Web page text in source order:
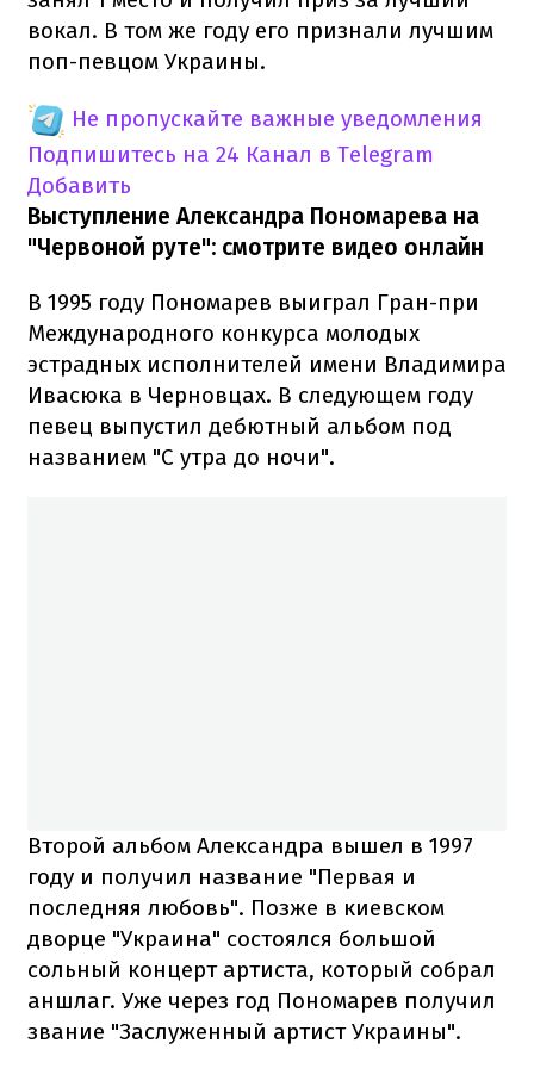
вокал. В том же году его признали лучшим
поп-певцом Украины.
Не пропускайте важные уведомления
Подпишитесь на 24 Канал в Telegram
Добавить
Выступление Александра Пономарева на
"Червоной руте": смотрите видео онлайн
В 1995 году Пономарев выиграл Гран-при
Международного конкурса молодых
эстрадных исполнителей имени Владимира
Ивасюка в Черновцах. В следующем году
певец выпустил дебютный альбом под
названием "С утра до ночи".
Второй альбом Александра вышел в 1997
году и получил название "Первая и
последняя любовь". Позже в киевском
дворце "Украина" состоялся большой
сольный концерт артиста, который собрал
аншлаг. Уже через год Пономарев получил
звание "Заслуженный артист Украины".